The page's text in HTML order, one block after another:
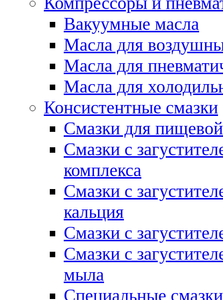
Вакуумные масла
Масла для
Масла для
Масла для
Консистентные смазки
Смазки для
Смазки с
комплекса
Смазки с
кальция
Смазки с
Смазки с
мыла
Специальные смазки